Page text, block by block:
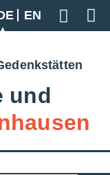
EN
Geben
und